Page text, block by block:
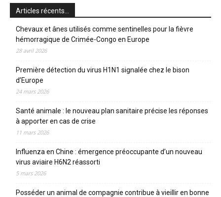
Articles récents…
Chevaux et ânes utilisés comme sentinelles pour la fièvre
hémorragique de Crimée-Congo en Europe
28 avril 2026
Première détection du virus H1N1 signalée chez le bison
d’Europe
24 mars 2026
Santé animale : le nouveau plan sanitaire précise les réponses
à apporter en cas de crise
11 mars 2026
Influenza en Chine : émergence préoccupante d’un nouveau
virus aviaire H6N2 réassorti
5 mars 2026
Posséder un animal de compagnie contribue à vieillir en bonne